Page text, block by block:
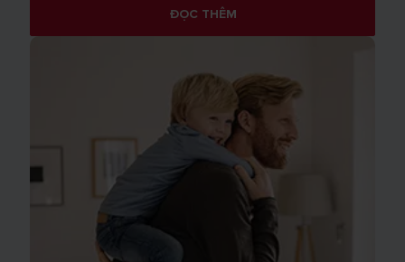
ĐỌC THÊM